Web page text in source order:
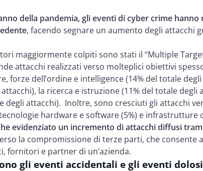
della pandemia, gli eventi di cyber crime
, facendo segnare un aumento degli attacchi
maggiormente colpiti sono stati il “Multiple
attacchi realizzati verso molteplici obiettivi
forze dell’ordine e intelligence (14% del totale
la ricerca e istruzione (11% del totale degli
degli attacchi). Inoltre, sono cresciuti gli attacchi
hardware e software (5%) e infrastrutture
evidenziato un incremento di attacchi diffusi
la compromissione di terze parti, che consente
fornitori e partner di un’azienda.
gli eventi accidentali e gli eventi